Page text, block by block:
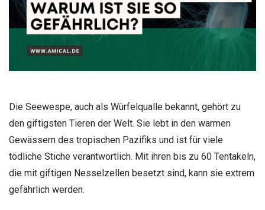
Die Seewespe, auch als Würfelqualle bekannt, gehört zu
den giftigsten Tieren der Welt. Sie lebt in den warmen
Gewässern des tropischen Pazifiks und ist für viele
tödliche Stiche verantwortlich. Mit ihren bis zu 60 Tentakeln,
die mit giftigen Nesselzellen besetzt sind, kann sie extrem
gefährlich werden.